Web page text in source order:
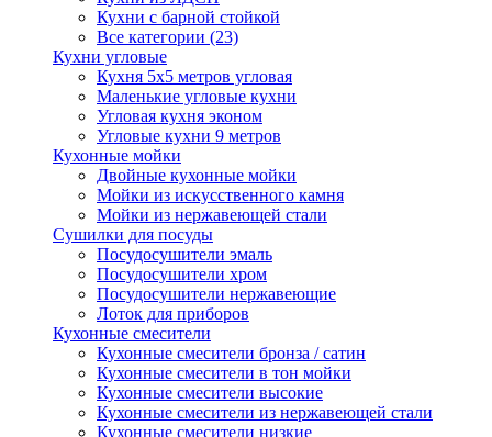
Кухни с барной стойкой
Все категории (23)
Кухни угловые
Кухня 5х5 метров угловая
Маленькие угловые кухни
Угловая кухня эконом
Угловые кухни 9 метров
Кухонные мойки
Двойные кухонные мойки
Мойки из искусственного камня
Мойки из нержавеющей стали
Сушилки для посуды
Посудосушители эмаль
Посудосушители хром
Посудосушители нержавеющие
Лоток для приборов
Кухонные смесители
Кухонные смесители бронза / сатин
Кухонные смесители в тон мойки
Кухонные смесители высокие
Кухонные смесители из нержавеющей стали
Кухонные смесители низкие